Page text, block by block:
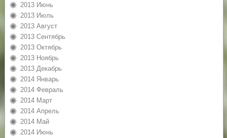
2013 Июнь
2013 Июль
2013 Август
2013 Сентябрь
2013 Октябрь
2013 Ноябрь
2013 Декабрь
2014 Январь
2014 Февраль
2014 Март
2014 Апрель
2014 Май
2014 Июнь